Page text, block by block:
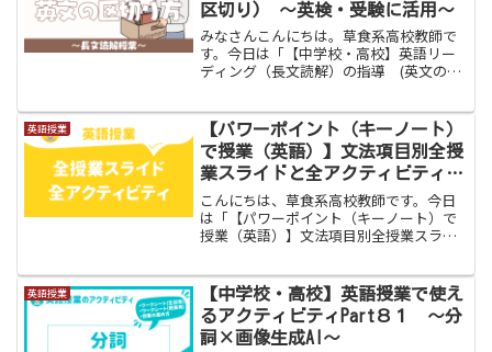
区切り) 〜英検・受験に活用〜
みなさんこんにちは。草食系高校教師で
す。今日は「【中学校・高校】英語リー
ディング（長文読解）の指導 (英文の区
文が読めないです。」こんな生徒、皆さ
んの周りにもいますよ...
英語授業
【パワーポイント（キーノート）
で授業（英語）】文法項目別全授
業スライドと全アクティビティ最
新
こんにちは、草食系高校教師です。今日
は「【パワーポイント（キーノート）で
授業（英語）】文法項目別全授業スライ
２６年７月３０日）までに作成した授業
用の文法別スライドとアク...
英語授業
【中学校・高校】英語授業で使え
るアクティビティPart８１ 〜分
詞×画像生成AI〜